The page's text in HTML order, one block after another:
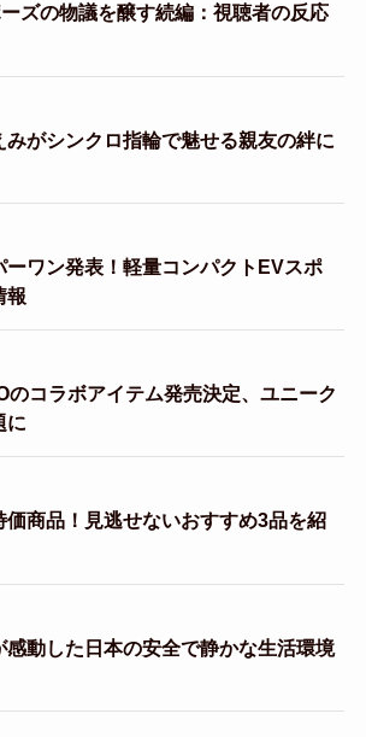
ズの物議を醸す続編：視聴者の反応
がシンクロ指輪で魅せる親友の絆に
ーワン発表！軽量コンパクトEVスポ
報
のコラボアイテム発売決定、ユニーク
に
価商品！見逃せないおすすめ3品を紹
感動した日本の安全で静かな生活環境